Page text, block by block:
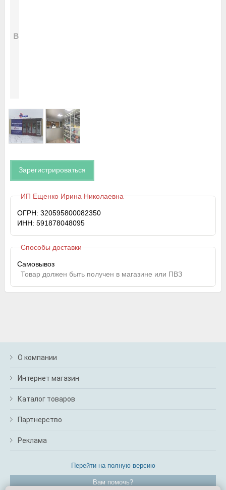
Зарегистрироваться
ИП Ещенко Ирина Николаевна
ОГРН: 320595800082350
ИНН: 591878048095
Способы доставки
Самовывоз
Товар должен быть получен в магазине или ПВЗ
О компании
Интернет магазин
Каталог товаров
Партнерство
Реклама
Перейти на полную версию
Вам помочь?